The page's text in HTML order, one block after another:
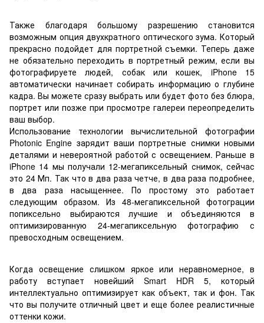
Также благодаря большому разрешению становится
возможным опция двухкратного оптического зума. Который
прекрасно подойдет для портретной съемки. Теперь даже
не обязательно переходить в портретный режим, если вы
фотографируете людей, собак или кошек, iPhone 15
автоматически начинает собирать информацию о глубине
кадра. Вы можете сразу выбрать или будет фото без блюра,
портрет или позже при просмотре галереи переопределить
ваш выбор.
Использование технологии вычислительной фотографии
Photonic Engine зарядит ваши портретные снимки новыми
деталями и невероятной работой с освещением. Раньше в
iPhone 14 мы получали 12-мегапиксельный снимок, сейчас
это 24 Мп. Так что в два раза четче, в два раза подробнее,
в два раза насыщеннее. По простому это работает
следующим образом. Из 48-мегапиксельной фотограции
попиксельно выбираются лучшие и объединяются в
оптимизированную 24-мегапиксельную фотографию с
превосходным освещением.
Когда освещение слишком яркое или неравномерное, в
работу вступает новейший Smart HDR 5, который
интеллектуально оптимизирует как объект, так и фон. Так
что вы получите отличный цвет и еще более реалистичные
оттенки кожи.